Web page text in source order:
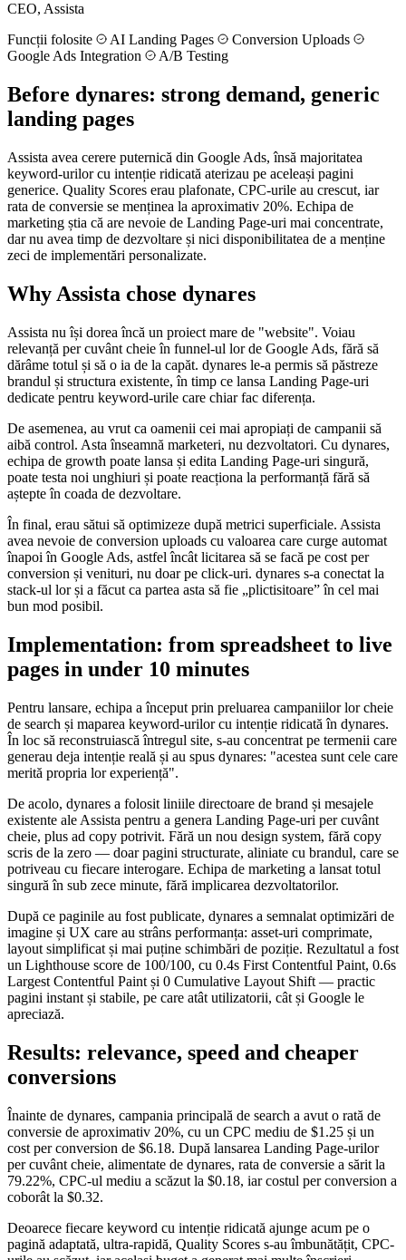
CEO, Assista
Funcții folosite
AI Landing Pages
Conversion Uploads
Google Ads Integration
A/B Testing
Before dynares: strong demand, generic
landing pages
Assista avea cerere puternică din Google Ads, însă majoritatea
keyword-urilor cu intenție ridicată aterizau pe aceleași pagini
generice. Quality Scores erau plafonate, CPC-urile au crescut, iar
rata de conversie se menținea la aproximativ 20%. Echipa de
marketing știa că are nevoie de Landing Page-uri mai concentrate,
dar nu avea timp de dezvoltare și nici disponibilitatea de a menține
zeci de implementări personalizate.
Why Assista chose dynares
Assista nu își dorea încă un proiect mare de "website". Voiau
relevanță per cuvânt cheie în funnel-ul lor de Google Ads, fără să
dărâme totul și să o ia de la capăt. dynares le-a permis să păstreze
brandul și structura existente, în timp ce lansa Landing Page-uri
dedicate pentru keyword-urile care chiar fac diferența.
De asemenea, au vrut ca oamenii cei mai apropiați de campanii să
aibă control. Asta înseamnă marketeri, nu dezvoltatori. Cu dynares,
echipa de growth poate lansa și edita Landing Page-uri singură,
poate testa noi unghiuri și poate reacționa la performanță fără să
aștepte în coada de dezvoltare.
În final, erau sătui să optimizeze după metrici superficiale. Assista
avea nevoie de conversion uploads cu valoarea care curge automat
înapoi în Google Ads, astfel încât licitarea să se facă pe cost per
conversion și venituri, nu doar pe click-uri. dynares s-a conectat la
stack-ul lor și a făcut ca partea asta să fie „plictisitoare” în cel mai
bun mod posibil.
Implementation: from spreadsheet to live
pages in under 10 minutes
Pentru lansare, echipa a început prin preluarea campaniilor lor cheie
de search și maparea keyword-urilor cu intenție ridicată în dynares.
În loc să reconstruiască întregul site, s-au concentrat pe termenii care
generau deja intenție reală și au spus dynares: "acestea sunt cele care
merită propria lor experiență".
De acolo, dynares a folosit liniile directoare de brand și mesajele
existente ale Assista pentru a genera Landing Page-uri per cuvânt
cheie, plus ad copy potrivit. Fără un nou design system, fără copy
scris de la zero — doar pagini structurate, aliniate cu brandul, care se
potriveau cu fiecare interogare. Echipa de marketing a lansat totul
singură în sub zece minute, fără implicarea dezvoltatorilor.
După ce paginile au fost publicate, dynares a semnalat optimizări de
imagine și UX care au strâns performanța: asset-uri comprimate,
layout simplificat și mai puține schimbări de poziție. Rezultatul a fost
un Lighthouse score de 100/100, cu 0.4s First Contentful Paint, 0.6s
Largest Contentful Paint și 0 Cumulative Layout Shift — practic
pagini instant și stabile, pe care atât utilizatorii, cât și Google le
apreciază.
Results: relevance, speed and cheaper
conversions
Înainte de dynares, campania principală de search a avut o rată de
conversie de aproximativ 20%, cu un CPC mediu de $1.25 și un
cost per conversion de $6.18. După lansarea Landing Page-urilor
per cuvânt cheie, alimentate de dynares, rata de conversie a sărit la
79.22%, CPC-ul mediu a scăzut la $0.18, iar costul per conversion a
coborât la $0.32.
Deoarece fiecare keyword cu intenție ridicată ajunge acum pe o
pagină adaptată, ultra-rapidă, Quality Scores s-au îmbunătățit, CPC-